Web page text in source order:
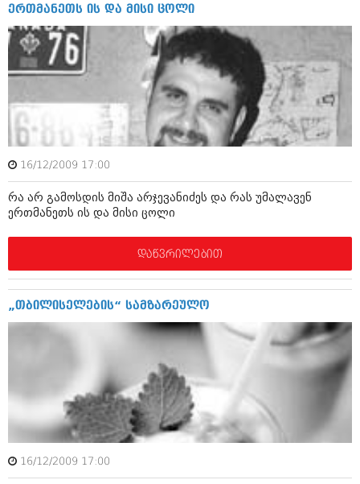
რელიგია
მედიცინა
სპორტი
კადრს მიღმა
კულინარია
ავტორჩევები
ბელადები
თემიდას სასწორი
ჰოროსკოპი და შეუცნობელი
კრიმინალი
რომანი და დეტექტივი
სახალისო ამბები
კადრს მიღმა
კულინარია
ავტორჩევები
ბელადები
ბიზნესსიახლეები
გვარები
თემიდას სასწორი
ჰოროსკოპი და შეუცნობელი
კრიმინალი
სახალისო ამბები
შოუბიზნესი
ქალი და მამაკაცი
ერთმანეთს ის და მისი ცოლი
16/12/2009 17:00
რა არ გამოსდის მიშა არჯევანიძეს და რას უმალავენ
ერთმანეთს ის და მისი ცოლი
დაწვრილებით
„თბილისელების“ სამზარეულო
16/12/2009 17:00